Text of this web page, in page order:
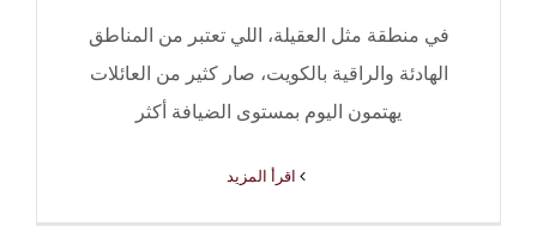
في منطقة مثل العقيلة، اللي تعتبر من المناطق
الهادئة والراقية بالكويت، صار كثير من العائلات
يهتمون اليوم بمستوى الضيافة أكثر